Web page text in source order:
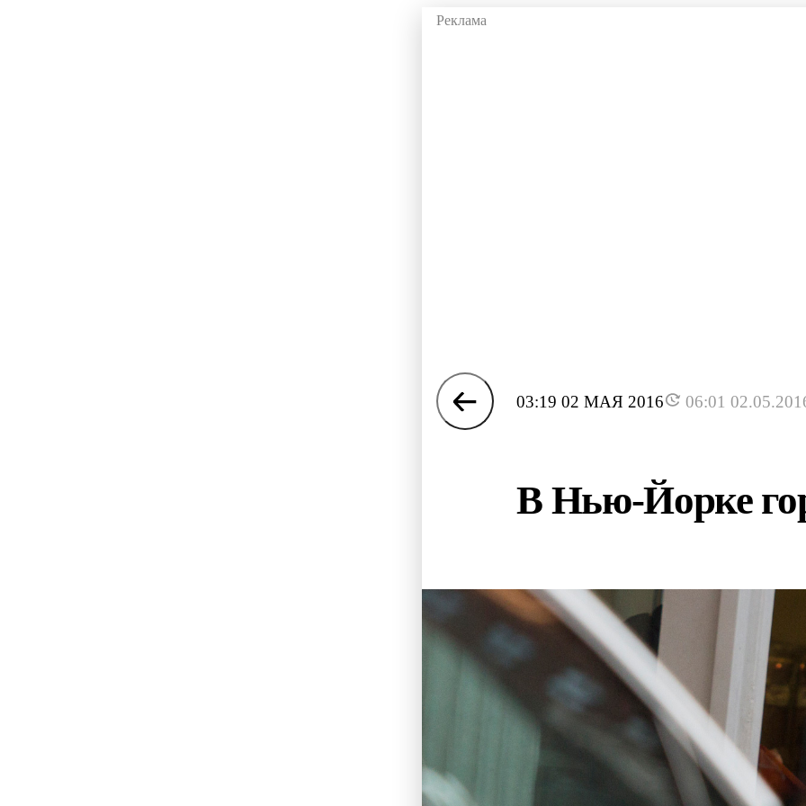
03:19 02 МАЯ 2016 06:01
В Нью-Йорке